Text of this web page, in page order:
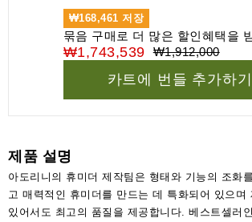
₩168,461 저장
묶음 구매로 더 많은 할인혜택을
₩1,743,539 ₩1,912,000
카트에 번들 추가하기
제품 설명
아도리니의 휴미더 제작팀은 형태와 기능의 조화
고 매력적인 휴미더를 만드는 데 특화되어 있으며
있어서도 최고의 품질을 제공합니다. 베스트셀러